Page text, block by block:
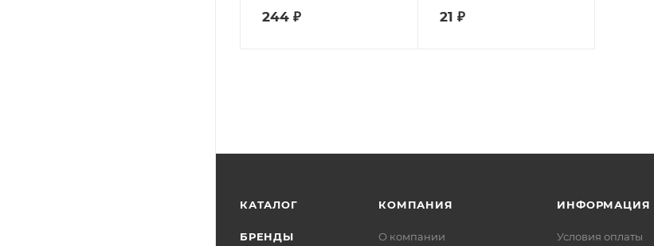
244 ₽ 21 ₽
КАТАЛОГ
БРЕНДЫ
КОМПАНИЯ
О компании
ИНФОРМАЦИЯ
Условия оплаты